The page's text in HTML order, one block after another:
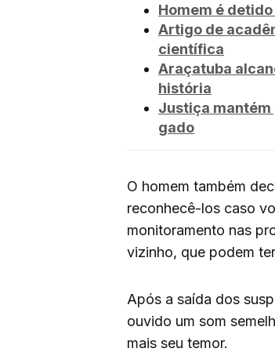
Homem é
Artigo de
científica
Araçatuba
história
Justiça mantém
gado
O homem também
reconhecê-los caso
monitoramento nas
vizinho, que podem
Após a saída dos
ouvido um som
mais seu temor.